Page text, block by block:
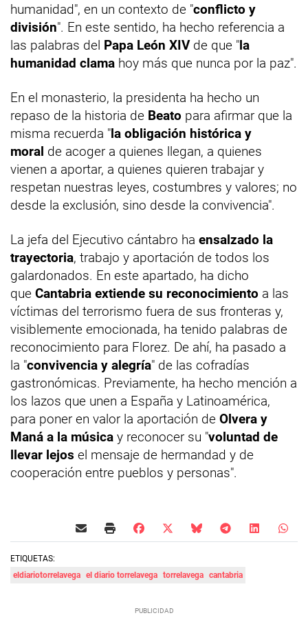
humanidad", en un contexto de "conflicto y
división". En este sentido, ha hecho referencia a
las palabras del Papa León XIVde que "la
humanidad clama hoy más que nunca por la paz".
En el monasterio, la presidenta ha hecho un
repaso de la historia de Beato para afirmar que la
misma recuerda "la obligación histórica y
moral de acoger a quienes llegan, a quienes
vienen a aportar, a quienes quieren trabajar y
respetan nuestras leyes, costumbres y valores; no
desde la exclusión, sino desde la convivencia".
La jefa del Ejecutivo cántabro ha ensalzado la
trayectoria, trabajo y aportación de todos los
galardonados. En este apartado, ha dicho
que Cantabria extiende su reconocimiento a las
víctimas del terrorismo fuera de sus fronteras y,
visiblemente emocionada, ha tenido palabras de
reconocimiento para Florez. De ahí, ha pasado a
la "convivencia y alegría" de las cofradías
gastronómicas. Previamente, ha hecho mención a
los lazos que unen a España y Latinoamérica,
para poner en valor la aportación de Olvera y
Maná a la música y reconocer su "voluntad de
llevar lejos el mensaje de hermandad y de
cooperación entre pueblos y personas".
ETIQUETAS:
eldiariotorrelavega el diario torrelavega torrelavega cantabria